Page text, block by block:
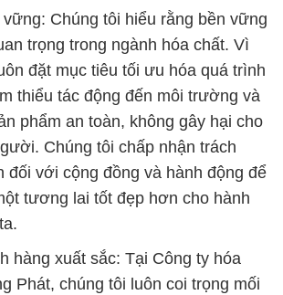
Chúng tôi hiểu rằng bền vững
trọng trong ngành hóa chất. Vì
đặt mục tiêu tối ưu hóa quá trình
thiểu tác động đến môi trường và
phẩm an toàn, không gây hại cho
Chúng tôi chấp nhận trách
đối với cộng đồng và hành động để
tương lai tốt đẹp hơn cho hành
hàng xuất sắc: Tại Công ty hóa
Phát, chúng tôi luôn coi trọng mối